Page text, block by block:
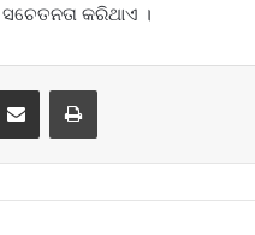
କରିଥାଏ ।